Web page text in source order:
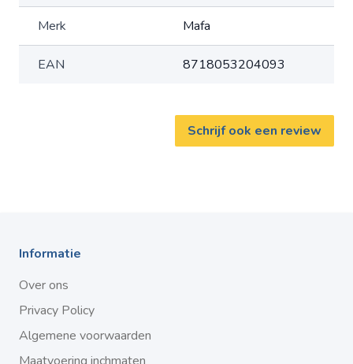
Merk Mafa
EAN 8718053204093
Schrijf ook een review
Informatie
Over ons
Privacy Policy
Algemene voorwaarden